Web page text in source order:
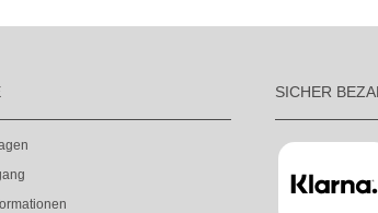
SICHER